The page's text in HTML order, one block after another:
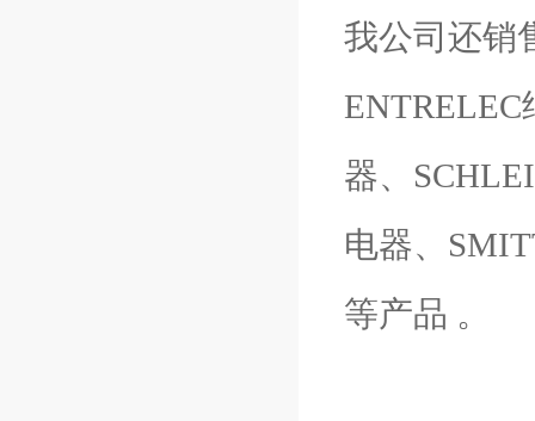
我公司还销
器、
电器、
等产品 。